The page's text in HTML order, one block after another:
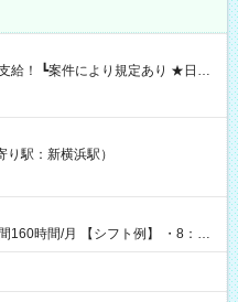
その日に現金GET♪ お仕事後はコ
ます！ 【試用期間】試
駅：新横浜駅）
フト例】 ・8：00